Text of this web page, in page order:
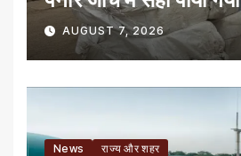
AUGUST 7, 2026
News राज्य और शहर